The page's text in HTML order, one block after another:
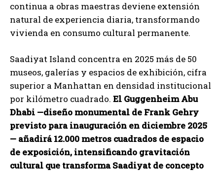
continua a obras maestras deviene extensión
natural de experiencia diaria, transformando
vivienda en consumo cultural permanente.
Saadiyat Island concentra en 2025 más de 50
museos, galerías y espacios de exhibición, cifra
superior a Manhattan en densidad institucional
por kilómetro cuadrado. El Guggenheim Abu
Dhabi —diseño monumental de Frank Gehry
previsto para inauguración en diciembre 2025
— añadirá 12.000 metros cuadrados de espacio
de exposición, intensificando gravitación
cultural que transforma Saadiyat de concepto